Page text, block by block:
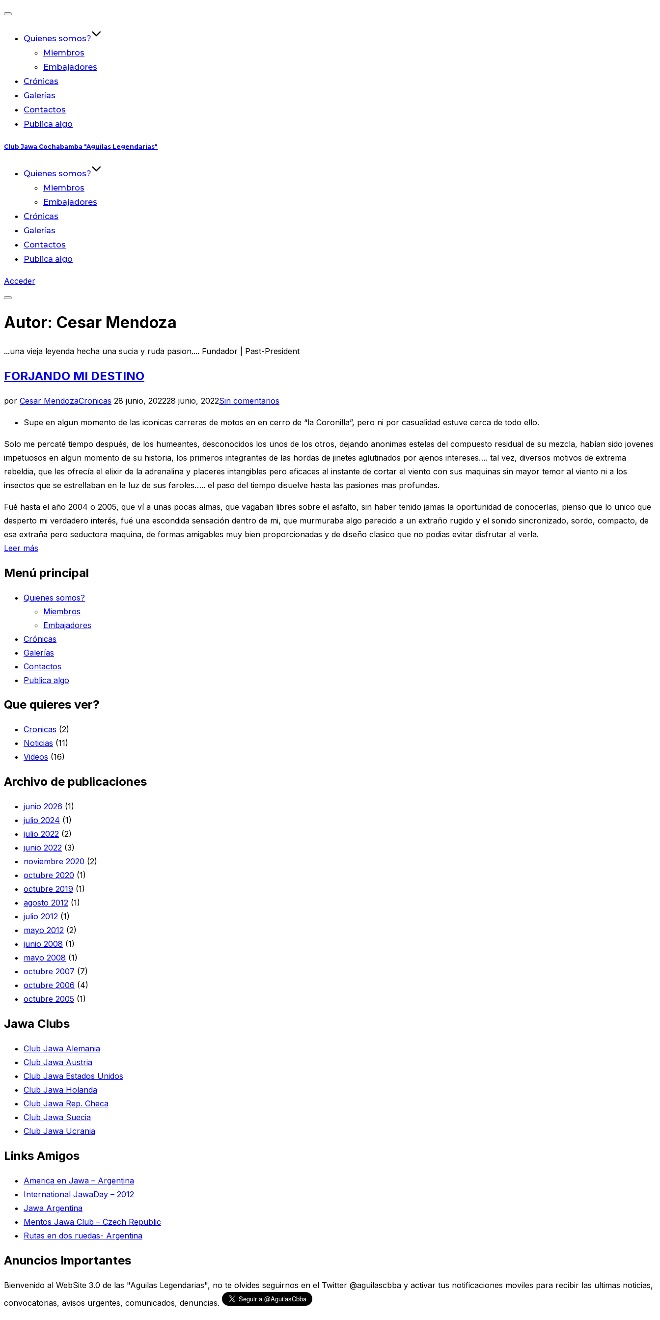
navegación
Quienes somos?
Miembros
Embajadores
Crónicas
Galerías
Contactos
Publica algo
Saltar
contenido
Club Jawa Cochabamba "Aguilas Legendarias"
Quienes somos?
Miembros
Embajadores
Crónicas
Galerías
Contactos
Publica algo
Acceder
la
la
Autor: Cesar Mendoza
...una vieja leyenda hecha una sucia y ruda pasion.... Fundador | Past-President
FORJANDO MI DESTINO
por Cesar MendozaCronicas Publicado
28 junio, 202228 junio, 2022Sin comentarios
Supe en algun momento de las iconicas carreras de motos en en cerro de “la Coronilla”, pero ni por casualidad estuve cerca de todo ello.
Solo me percaté tiempo después, de los humeantes, desconocidos los unos de los otros, dejando anonimas estelas del compuesto residual de su mezcla, habían sido jovenes
impetuosos en algun momento de su historia, los primeros integrantes de las hordas de jinetes aglutinados por ajenos intereses…. tal vez, diversos motivos de extrema
rebeldia, que les ofrecía el elixir de la adrenalina y placeres intangibles pero eficaces al instante de cortar el viento con sus maquinas sin mayor temor al viento ni a los
insectos que se estrellaban en la luz de sus faroles….. el paso del tiempo disuelve hasta las pasiones mas profundas.
Fué hasta el año 2004 o 2005, que ví a unas pocas almas, que vagaban libres sobre el asfalto, sin haber tenido jamas la oportunidad de conocerlas, pienso que lo unico que
desperto mi verdadero interés, fué una escondida sensación dentro de mi, que murmuraba algo parecido a un extraño rugido y el sonido sincronizado, sordo, compacto, de
esa extraña pero seductora maquina, de formas amigables muy bien proporcionadas y de diseño clasico que no podias evitar disfrutar al verla.
Leer más
DESTINO»
Menú principal
Quienes somos?
Miembros
Embajadores
Crónicas
Galerías
Contactos
Publica algo
Que quieres ver?
Cronicas (2)
Noticias (11)
Videos (16)
Archivo de publicaciones
junio 2026 (1)
julio 2024 (1)
julio 2022 (2)
junio 2022 (3)
noviembre 2020 (2)
octubre 2020 (1)
octubre 2019 (1)
agosto 2012 (1)
julio 2012 (1)
mayo 2012 (2)
junio 2008 (1)
mayo 2008 (1)
octubre 2007 (7)
octubre 2006 (4)
octubre 2005 (1)
Jawa Clubs
Club Jawa Alemania
Club Jawa Austria
Club Jawa Estados Unidos
Club Jawa Holanda
Club Jawa Rep. Checa
Club Jawa Suecia
Club Jawa Ucrania
Links Amigos
America en Jawa – Argentina
International JawaDay – 2012
Jawa Argentina
Mentos Jawa Club – Czech Republic
Rutas en dos ruedas- Argentina
Anuncios Importantes
Bienvenido al WebSite 3.0 de las "Aguilas Legendarias", no te olvides seguirnos en el Twitter @aguilascbba y activar tus notificaciones moviles para recibir las ultimas noticias,
convocatorias, avisos urgentes, comunicados, denuncias.